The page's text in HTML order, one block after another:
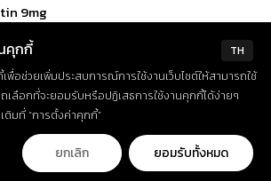
9mg
horse paste
can
online
order
TH
คุกกี้
เพื่อช่วยเพิ่มประสบการณ์การใช้งานเว็บไซต์ให้สามารถใช้
ลือกที่จะยอมรับหรือปฏิเสธการใช้งานคุกกี้ได้ง่ายๆ
ติมที่ “การตั้งค่าคุกกี้”
ยกเลิก ยอมรับทั้งหมด